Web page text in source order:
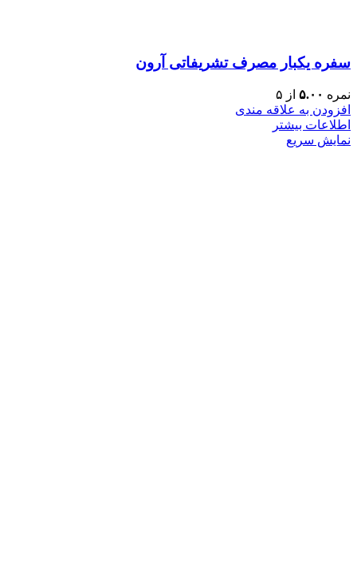
سفره یکبار مصرف تشریفاتی آرون
نمره ۵.۰۰ از ۵
افزودن به علاقه مندی
اطلاعات بیشتر
نمایش سریع